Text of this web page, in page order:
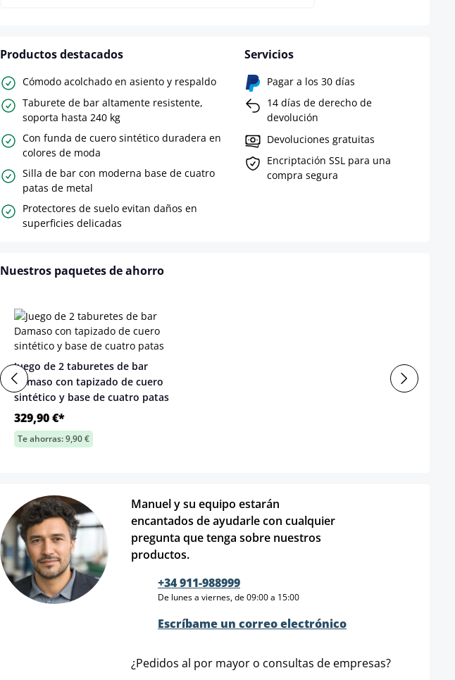
Productos destacados
Cómodo acolchado en asiento y respaldo
Taburete de bar altamente resistente,
soporta hasta 240 kg
Con funda de cuero sintético duradera en
colores de moda
Silla de bar con moderna base de cuatro
patas de metal
Protectores de suelo evitan daños en
superficies delicadas
Servicios
Pagar a los 30 días
14 días de derecho de
devolución
Devoluciones gratuitas
Encriptación SSL para una
compra segura
Nuestros paquetes de ahorro
Juego de 2 taburetes de bar
Damaso con tapizado de cuero
sintético y base de cuatro patas
329,90 €*
Te ahorras: 9,90 €
Manuel y su equipo estarán
encantados de ayudarle con cualquier
pregunta que tenga sobre nuestros
productos.
+34 911-988999
De lunes a viernes, de 09:00 a 15:00
Escríbame un correo electrónico
¿Pedidos al por mayor o consultas de empresas?